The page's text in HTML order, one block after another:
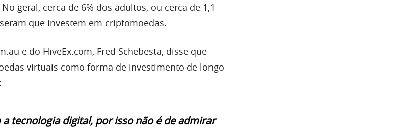
geral, cerca de 6% dos adultos, ou cerca de 1,1
que investem em criptomoedas.
e do HiveEx.com, Fred Schebesta, disse que
virtuais como forma de investimento de longo
a tecnologia digital, por isso não é de admirar